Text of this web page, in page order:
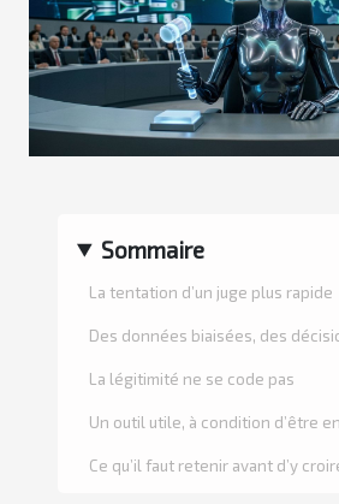
Sommaire
La tentation d’un juge plus rapide
Des données biaisées, des
La légitimité ne se code pas
Un outil utile, à condition d’être
Ce qu’il faut retenir avant d’y